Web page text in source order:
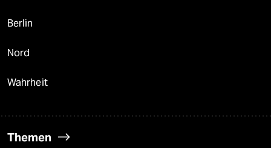
Berlin
Nord
Wahrheit
Themen